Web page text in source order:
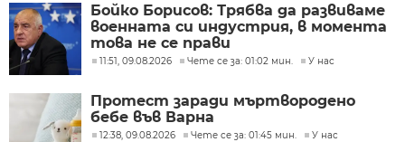
Бойко Борисов: Трябва да развиваме
военната си индустрия, в момента
това не се прави
11:51, 09.08.2026 Чете се за: 01:02 мин. У нас
Протест заради мъртвородено
бебе във Варна
12:38, 09.08.2026 Чете се за: 01:45 мин. У нас